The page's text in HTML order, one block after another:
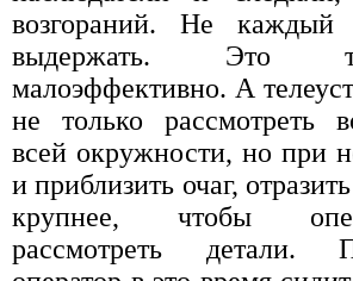
возгораний. Не каждый
выдержать. Это
малоэффективно. А
не только рассмотреть
всей окружности, но при
и приблизить очаг,
крупнее, чтобы
рассмотреть детали.